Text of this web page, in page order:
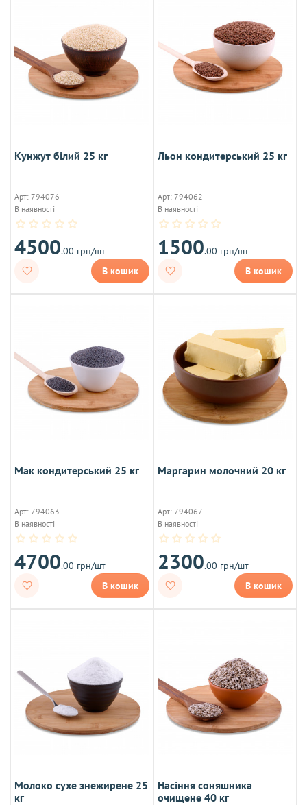
Кунжут білий 25 кг
Арт: 794076
В наявності
4500.00 грн/шт
В кошик
Льон кондитерський 25 кг
Арт: 794062
В наявності
1500.00 грн/шт
В кошик
Мак кондитерський 25 кг
Арт: 794063
В наявності
4700.00 грн/шт
В кошик
Маргарин молочний 20 кг
Арт: 794067
В наявності
2300.00 грн/шт
В кошик
Молоко сухе знежирене 25
кг
Насіння соняшника
очищене 40 кг